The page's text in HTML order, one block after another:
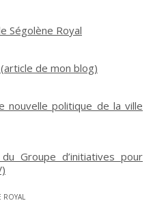
Ségolène Royal
de mon blog)
nouvelle politique de la ville
Groupe d’initiatives pour
ROYAL